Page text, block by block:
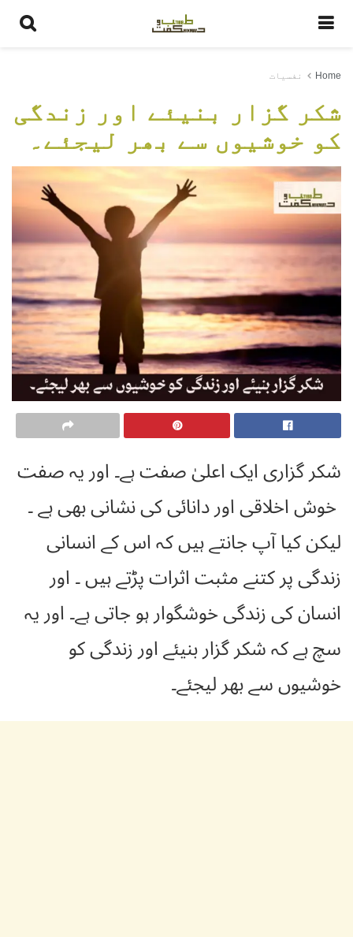
Home نفسیات
شکر گزار بنیئے اور زندگی
کو خوشیوں سے بھر لیجئے۔
شکر گزاری ایک اعلیٰ صفت ہے۔ اور یہ صفت
خوش اخلاقی اور دانائی کی نشانی بھی ہے ۔
لیکن کیا آپ جانتے ہیں کہ اس کے انسانی
زندگی پر کتنے مثبت اثرات پڑتے ہیں ۔ اور
انسان کی زندگی خوشگوار ہو جاتی ہے۔ اور یہ
سچ ہے کہ شکر گزار بنیئے اور زندگی کو
خوشیوں سے بھر لیجئے۔